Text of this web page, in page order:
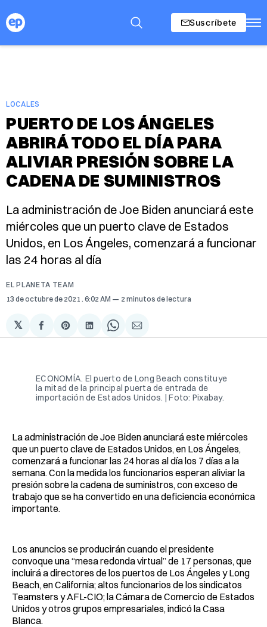
Suscríbete
LOCALES
PUERTO DE LOS ÁNGELES
ABRIRÁ TODO EL DÍA PARA
ALIVIAR PRESIÓN SOBRE LA
CADENA DE SUMINISTROS
La administración de Joe Biden anunciará este
miércoles que un puerto clave de Estados
Unidos, en Los Ángeles, comenzará a funcionar
las 24 horas al día
EL PLANETA TEAM
13 de octubre de 2021 . 6:02 AM 2 minutos de lectura
𝕏
Compartir
en
Share
on
Compartir
en
Share
on
Compartir
via
ECONOMÍA. El puerto de Long Beach constituye
la mitad de la principal puerta de entrada de
importación de Estados Unidos. | Foto: Pixabay.
La administración de Joe Biden anunciará este miércoles
que un puerto clave de Estados Unidos, en Los Ángeles,
comenzará a funcionar las 24 horas al día los 7 días a la
semana. Con la medida los funcionarios esperan aliviar la
presión sobre la cadena de suministros, con exceso de
trabajo que se ha convertido en una deficiencia económica
importante.
Los anuncios se producirán cuando el presidente
convoque una “mesa redonda virtual” de 17 personas, que
incluirá a directores de los puertos de Los Ángeles y Long
Beach, en California; altos funcionarios de los sindicatos
Teamsters y AFL-CIO; la Cámara de Comercio de Estados
Unidos y otros grupos empresariales, indicó la Casa
Blanca.